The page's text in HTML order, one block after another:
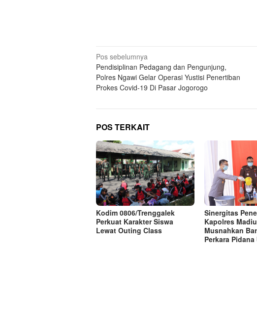
Navigasi
pos
Pos sebelumnya
Pendisiplinan Pedagang dan Pengunjung,
Polres Ngawi Gelar Operasi Yustisi Penertiban
Prokes Covid-19 Di Pasar Jogorogo
POS TERKAIT
Kodim 0806/Trenggalek
Perkuat Karakter Siswa
Lewat Outing Class
Sinergitas
Kapolres
Musnahkan
Perkara Pidana